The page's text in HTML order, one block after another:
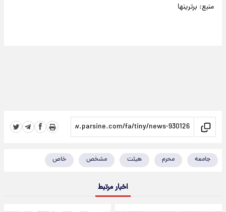
منبع: برترینها
جامعه محرم هیئت مشخص خاص
اخبار مرتبط